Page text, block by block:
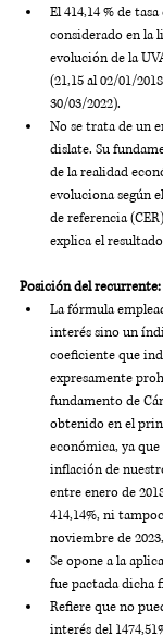
El 414,14 % de
considerado en la
evolución de la
(21,15 al 02/01/
30/03/2022).
No se trata de un
dislate. Su
de la realidad
evoluciona según
de referencia
explica el
Posición del recurrente:
La fórmula
interés sino un
coeficiente que
expresamente
fundamento de
obtenido en el
económica, ya
inflación de
entre enero de
414,14%, ni
noviembre de
Se opone a la
fue pactada dicha
Refiere que no
interés del